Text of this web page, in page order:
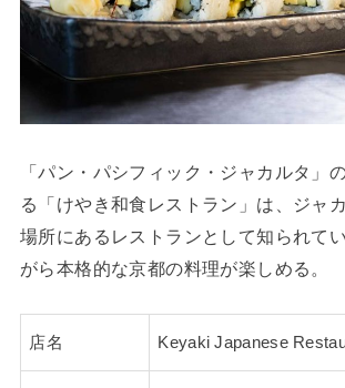
「パン・パシフィック・ジャカルタ」
る「けやき和食レストラン」は、ジャ
場所にあるレストランとして知られて
がら本格的な京都の料理が楽しめる。
店名 Keyaki Japanese